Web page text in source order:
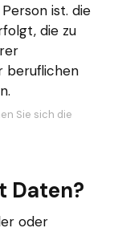
ist. die
die zu
beruflichen
Sie sich die
Daten?
oder